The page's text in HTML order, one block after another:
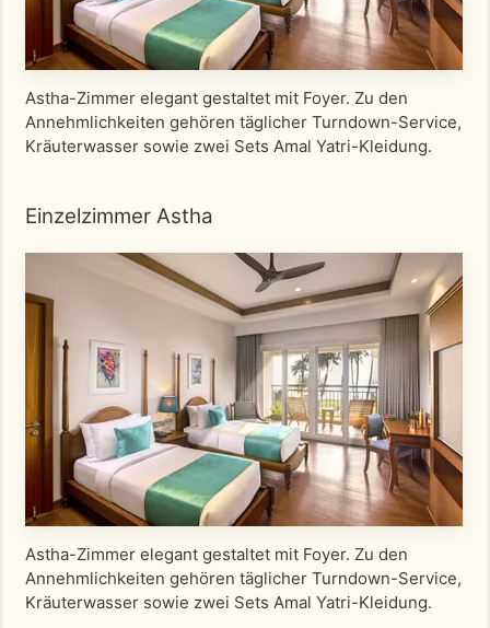
Astha-Zimmer elegant gestaltet mit Foyer. Zu den
Annehmlichkeiten gehören täglicher Turndown-Service,
Kräuterwasser sowie zwei Sets Amal Yatri-Kleidung.
Einzelzimmer Astha
Astha-Zimmer elegant gestaltet mit Foyer. Zu den
Annehmlichkeiten gehören täglicher Turndown-Service,
Kräuterwasser sowie zwei Sets Amal Yatri-Kleidung.